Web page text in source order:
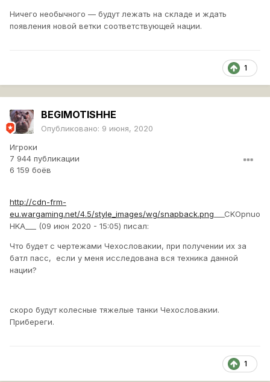
Ничего необычного — будут лежать на складе и ждать
появления новой ветки соответствующей нации.
1
BEGIMOTISHHE
Опубликовано: 9 июня, 2020
Игроки
7 944 публикации
6 159 боёв
http://cdn-frm-
eu.wargaming.net/4.5/style_images/wg/snapback.png ___CKOpnuo
HKA___ (09 июн 2020 - 15:05) писал:
Что будет с чертежами Чехословакии, при получении их за
батл пасс, если у меня исследована вся техника данной
нации?
скоро будут колесные тяжелые танки Чехословакии.
Прибереги.
1